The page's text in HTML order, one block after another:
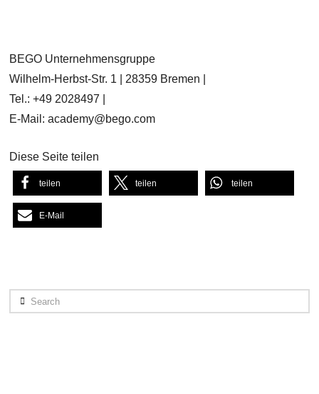
BEGO Unternehmensgruppe
Wilhelm-Herbst-Str. 1 | 28359 Bremen |
Tel.: +49 2028497 |
E-Mail: academy@bego.com
Diese Seite teilen
teilen teilen teilen
E-Mail
Search